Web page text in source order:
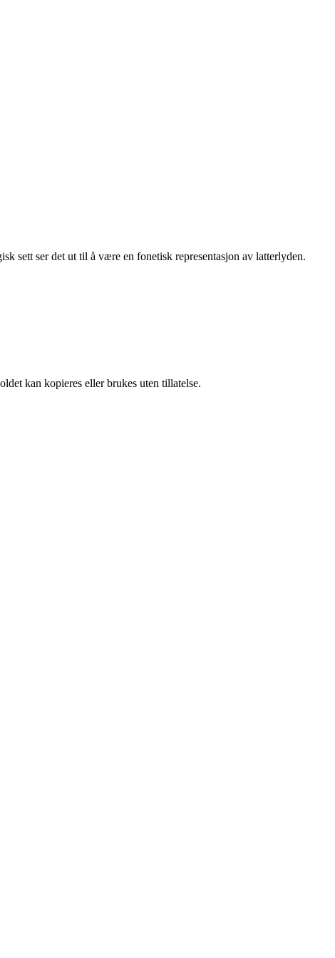
sett ser det ut til å være en fonetisk representasjon av latterlyden.
kan kopieres eller brukes uten tillatelse.